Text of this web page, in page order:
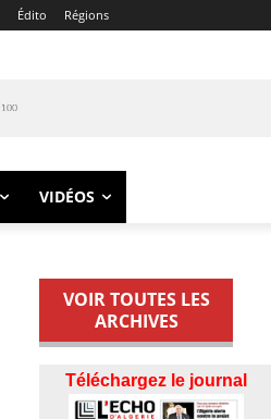
Édito Régions
VIDÉOS
VOIR TOUTES LES
ARCHIVES